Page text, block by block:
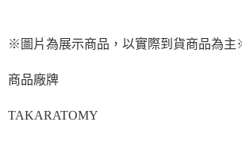
※圖片為展示商品，以實際到貨商品為
商品廠牌
TAKARATOMY